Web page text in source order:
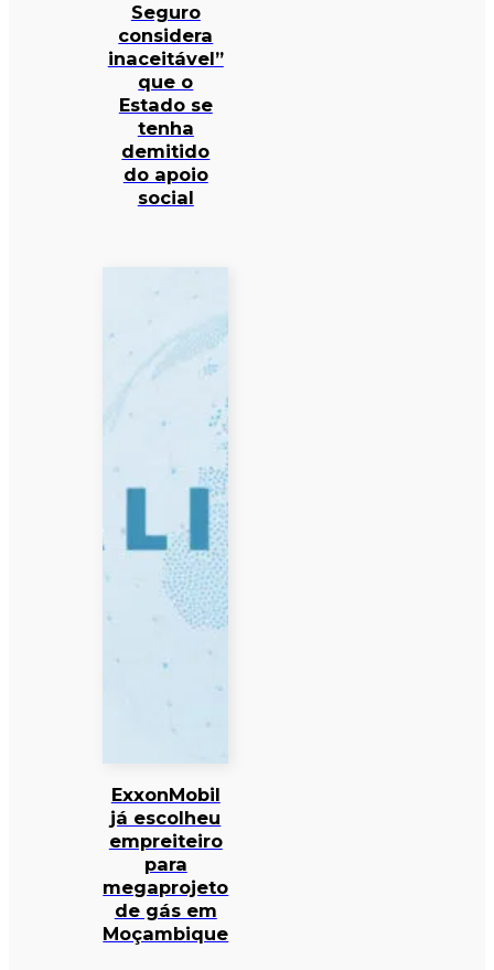
Seguro
considera
inaceitável”
que o
Estado se
tenha
demitido
do apoio
social
ExxonMobil
já escolheu
empreiteiro
para
megaprojeto
de gás em
Moçambique